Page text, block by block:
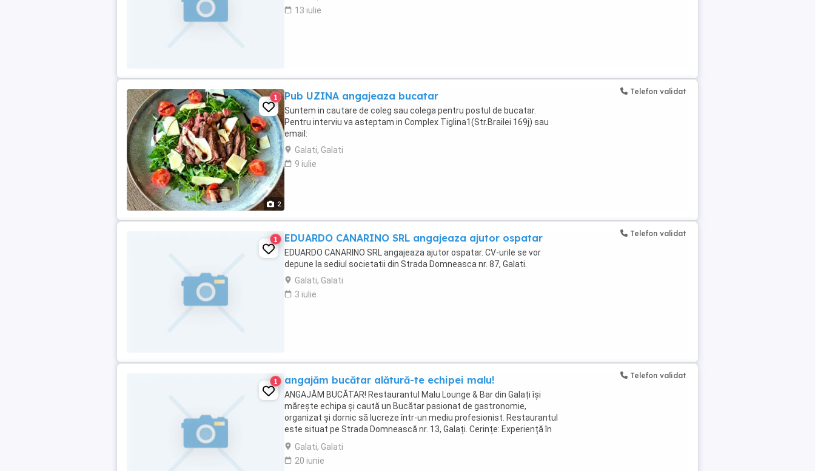
13 iulie
2
1 Pub UZINA angajeaza bucatar
Suntem in cautare de coleg sau colega pentru postul de bucatar.
Pentru interviu va asteptam in Complex Tiglina1(Str.Brailei 169j) sau
email:
Galati, Galati
9 iulie
Telefon validat
1 EDUARDO CANARINO SRL angajeaza ajutor ospatar
EDUARDO CANARINO SRL angajeaza ajutor ospatar. CV-urile se vor
depune la sediul societatii din Strada Domneasca nr. 87, Galati.
Galati, Galati
3 iulie
Telefon validat
1 angajăm bucătar alătură-te echipei malu!
ANGAJĂM BUCĂTAR! Restaurantul Malu Lounge & Bar din Galați își
mărește echipa și caută un Bucătar pasionat de gastronomie,
organizat și dornic să lucreze într-un mediu profesionist. Restaurantul
este situat pe Strada Domnească nr. 13, Galați. Cerințe: Experiență în
domeniu constituie avantaj ...
Galati, Galati
20 iunie
Telefon validat